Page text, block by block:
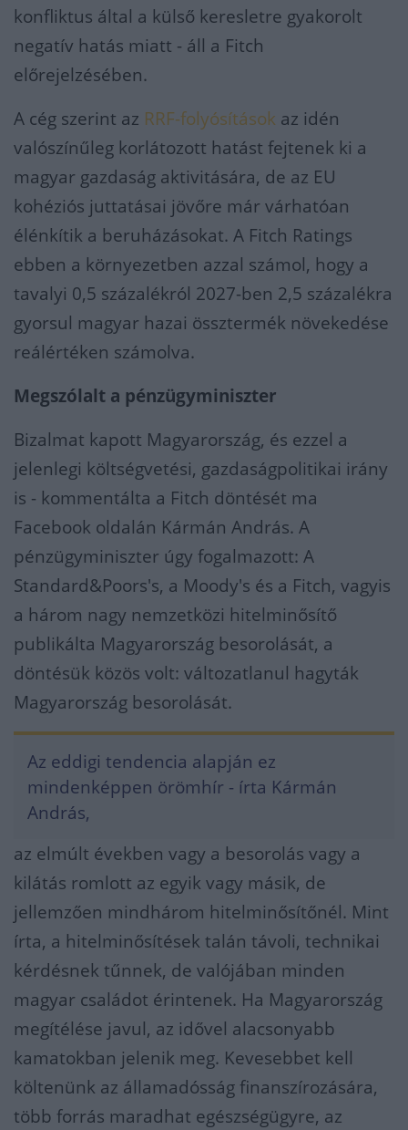
konfliktus által a külső keresletre gyakorolt
negatív hatás miatt - áll a Fitch
előrejelzésében.
A cég szerint az RRF-folyósítások az idén
valószínűleg korlátozott hatást fejtenek ki a
magyar gazdaság aktivitására, de az EU
kohéziós juttatásai jövőre már várhatóan
élénkítik a beruházásokat. A Fitch Ratings
ebben a környezetben azzal számol, hogy a
tavalyi 0,5 százalékról 2027-ben 2,5 százalékra
gyorsul magyar hazai össztermék növekedése
reálértéken számolva.
Megszólalt a pénzügyminiszter
Bizalmat kapott Magyarország, és ezzel a
jelenlegi költségvetési, gazdaságpolitikai irány
is - kommentálta a Fitch döntését ma
Facebook oldalán Kármán András. A
pénzügyminiszter úgy fogalmazott: A
Standard&Poors's, a Moody's és a Fitch, vagyis
a három nagy nemzetközi hitelminősítő
publikálta Magyarország besorolását, a
döntésük közös volt: változatlanul hagyták
Magyarország besorolását.
Az eddigi tendencia alapján ez
mindenképpen örömhír - írta Kármán
András,
az elmúlt években vagy a besorolás vagy a
kilátás romlott az egyik vagy másik, de
jellemzően mindhárom hitelminősítőnél. Mint
írta, a hitelminősítések talán távoli, technikai
kérdésnek tűnnek, de valójában minden
magyar családot érintenek. Ha Magyarország
megítélése javul, az idővel alacsonyabb
kamatokban jelenik meg. Kevesebbet kell
költenünk az államadósság finanszírozására,
több forrás maradhat egészségügyre, az